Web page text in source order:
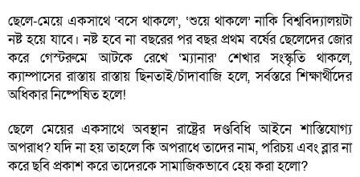
ছেলে-মেয়ে একসাথে ‘বসে থাকলে’, ‘শুয়ে থাকলে’ নাকি বিশ্ববিদ্যালয়টা
নষ্ট হয়ে যাবে। নষ্ট হবে না বছরের পর বছর প্রথম বর্ষের ছেলেদের জোর
করে গেস্টরুমে আটকে রেখে ‘ম্যানার’ শেখার সংস্কৃতি থাকলে,
ক্যাম্পাসের রাস্তায় রাস্তায় ছিনতাই/চাঁদাবাজি হলে, সর্বস্তরে শিক্ষার্থীদের
অধিকার নিষ্পেষিত হলে!
ছেলে মেয়ের একসাথে অবস্থান রাষ্ট্রের দণ্ডবিধি আইনে শাস্তিযোগ্য
অপরাধ? যদি না হয় তাহলে কি অপরাধে তাদের নাম, পরিচয় এবং ব্লার না
করে ছবি প্রকাশ করে তাদেরকে সামাজিকভাবে হেয় করা হলো?